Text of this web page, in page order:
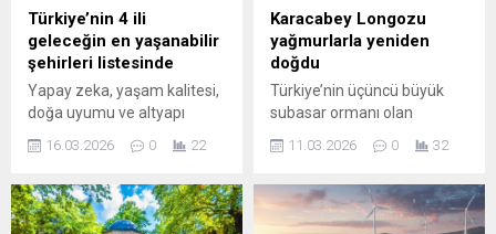
Bizim Ev bünyesindeki
atölyelerde üretilen el emeği
göz nuru eserler, ‘Bizim
Sergi’ kapsamında...
Türkiye’nin 4 ili
geleceğin en yaşanabilir
şehirleri listesinde
Yapay zeka, yaşam kalitesi,
doğa uyumu ve altyapı
en yaşanabilir şehirlerini
denge ve doğal kaynaklar
açısından Türkiye'deki 4 ilde
16.03.2026 0 22
Karacabey Longozu
yağmurlarla yeniden
doğdu
Türkiye’nin üçüncü büyük
subasar ormanı olan
süren kuraklığın ardından
ÖNCE TAMAMEN KURUYDU
Yaklaşık 5 ay önce
11.03.2026 0 32